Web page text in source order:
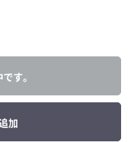
す。
加